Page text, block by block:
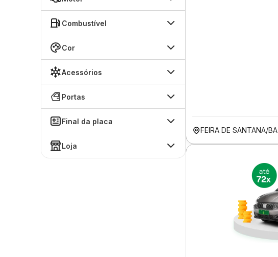
Combustível
Cor
Acessórios
Portas
Final da placa
Loja
FEIRA DE SANTANA/BA